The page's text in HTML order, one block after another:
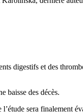
digestifs et des
baisse des décès.
sera finalement